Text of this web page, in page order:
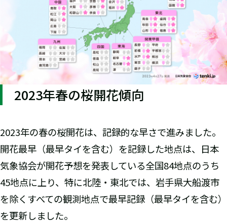
2023年春の桜開花傾向
2023年の春の桜開花は、記録的な早さで進みました。
開花最早（最早タイを含む）を記録した地点は、日本
気象協会が開花予想を発表している全国84地点のうち
45地点に上り、特に北陸・東北では、岩手県大船渡市
を除くすべての観測地点で最早記録（最早タイを含む）
を更新しました。